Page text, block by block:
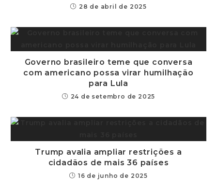
28 de abril de 2025
Governo brasileiro teme que conversa
com americano possa virar humilhação
para Lula
24 de setembro de 2025
Trump avalia ampliar restrições a
cidadãos de mais 36 países
16 de junho de 2025